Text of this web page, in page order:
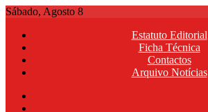
Skip
content
Sábado, Agosto 8
Estatuto Editorial
Ficha Técnica
Contactos
Arquivo Notícias